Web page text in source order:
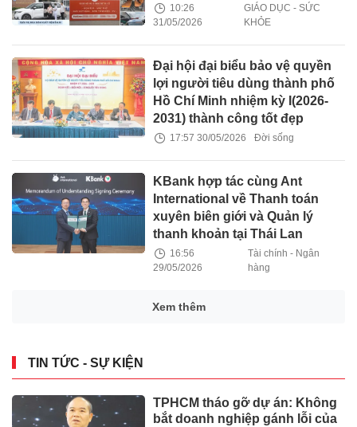
10:26
31/05/2026
GIÁO DỤC - SỨC
KHỎE
Đại hội đại biểu bảo vệ quyền
lợi người tiêu dùng thành phố
Hồ Chí Minh nhiệm kỳ I(2026-
2031) thành công tốt đẹp
17:57 30/05/2026 Đời sống
KBank hợp tác cùng Ant
International về Thanh toán
xuyên biên giới và Quản lý
thanh khoản tại Thái Lan
16:56
29/05/2026
Tài chính - Ngân
hàng
Xem thêm
TIN TỨC - SỰ KIỆN
TPHCM tháo gỡ dự án: Không
bắt doanh nghiệp gánh lỗi của